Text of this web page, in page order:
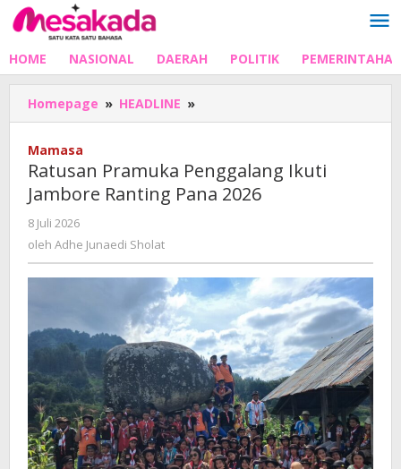
Lewati
ke
HOME NASIONAL DAERAH POLITIK
Homepage » HEADLINE »
Pramuka
Jambore
Ranting
Mamasa
Ratusan Pramuka Penggalang Ikuti
Jambore Ranting Pana 2026
8 Juli 2026
Adhe
Junaedi
oleh Adhe Junaedi Sholat